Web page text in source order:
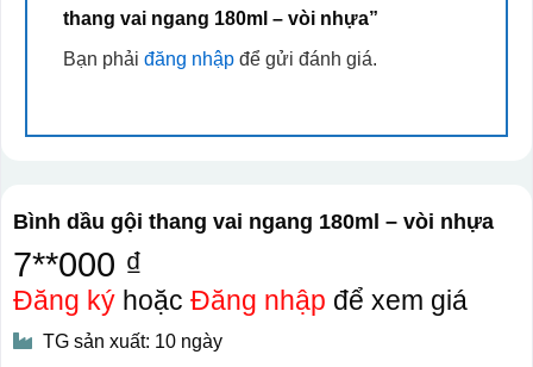
thang vai ngang 180ml – vòi nhựa”
Bạn phải đăng nhậpđể gửi đánh giá.
Bình dầu gội thang vai ngang 180ml – vòi nhựa
7**000 ₫
Đăng kýhoặc Đăng nhập để xem giá
TG sản xuất: 10 ngày